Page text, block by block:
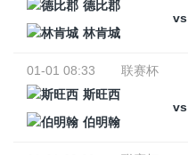
德比郡
vs
林肯城
01-01 08:33
联赛杯
斯旺西
vs
伯明翰